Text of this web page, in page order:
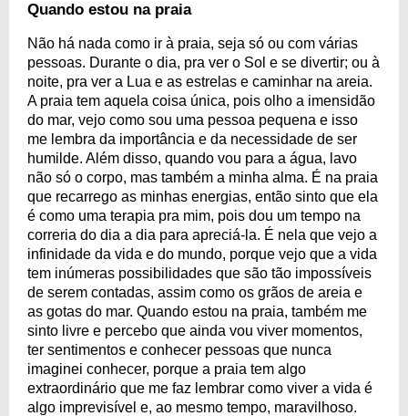
Quando estou na praia
Não há nada como ir à praia, seja só ou com várias
pessoas. Durante o dia, pra ver o Sol e se divertir; ou à
noite, pra ver a Lua e as estrelas e caminhar na areia.
A praia tem aquela coisa única, pois olho a imensidão
do mar, vejo como sou uma pessoa pequena e isso
me lembra da importância e da necessidade de ser
humilde. Além disso, quando vou para a água, lavo
não só o corpo, mas também a minha alma. É na praia
que recarrego as minhas energias, então sinto que ela
é como uma terapia pra mim, pois dou um tempo na
correria do dia a dia para apreciá-la. É nela que vejo a
infinidade da vida e do mundo, porque vejo que a vida
tem inúmeras possibilidades que são tão impossíveis
de serem contadas, assim como os grãos de areia e
as gotas do mar. Quando estou na praia, também me
sinto livre e percebo que ainda vou viver momentos,
ter sentimentos e conhecer pessoas que nunca
imaginei conhecer, porque a praia tem algo
extraordinário que me faz lembrar como viver a vida é
algo imprevisível e, ao mesmo tempo, maravilhoso.